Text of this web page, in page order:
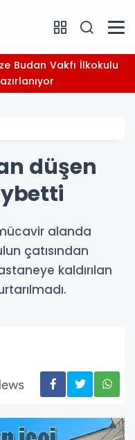
düşen
alanda
çatısından
kaldırılan